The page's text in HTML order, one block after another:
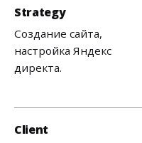
Strategy
Создание сайта,
настройка Яндекс
директа.
Client